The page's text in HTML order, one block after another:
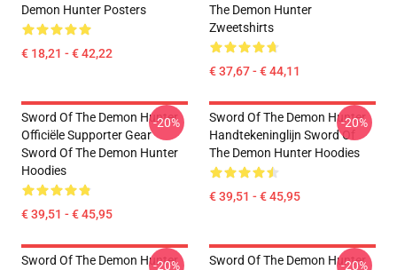
Demon Hunter Posters
€ 18,21 - € 42,22
The Demon Hunter
Zweetshirts
€ 37,67 - € 44,11
Sword Of The Demon Hunter
Officiële Supporter Gear
Sword Of The Demon Hunter
Hoodies
€ 39,51 - € 45,95
-20%
Sword Of The Demon Hunter
Handtekeninglijn Sword Of
The Demon Hunter Hoodies
€ 39,51 - € 45,95
-20%
Sword Of The Demon Hunter
-20%
Sword Of The Demon Hunter
-20%